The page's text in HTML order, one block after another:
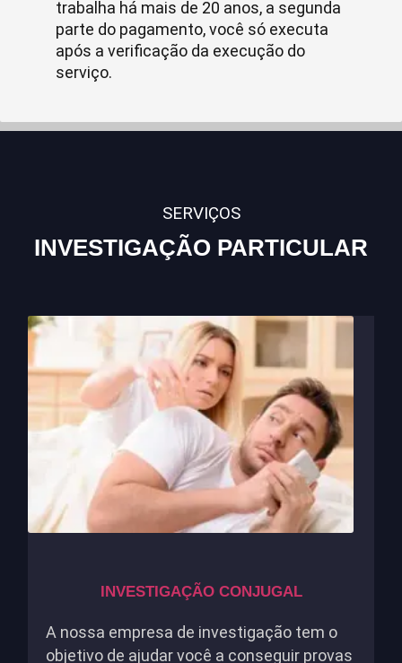
trabalha há mais de 20 anos, a segunda
parte do pagamento, você só executa
após a verificação da execução do
serviço.
SERVIÇOS
INVESTIGAÇÃO PARTICULAR
INVESTIGAÇÃO CONJUGAL
A nossa empresa de investigação tem o
objetivo de ajudar você a conseguir provas